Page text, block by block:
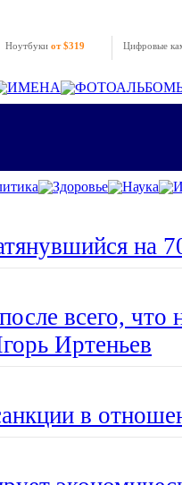
Ноутбукиот $319 Цифровые
ИМЕНА
Здоровье Наука
на
всего, что
Иртеньев
в